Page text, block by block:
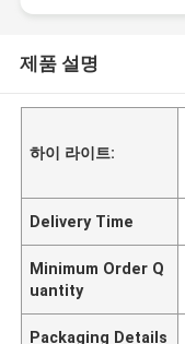
제품 설명
하이 라이트:
Delivery Time
Minimum Order Q
uantity
Packaging Details